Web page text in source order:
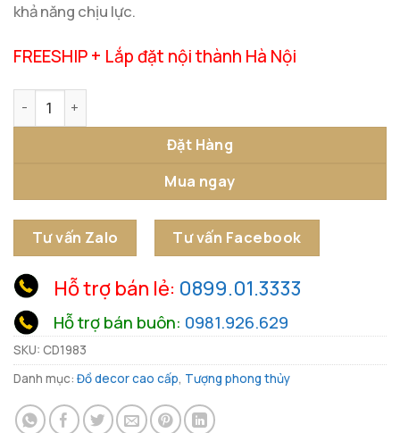
khả năng chịu lực.
FREESHIP + Lắp đặt nội thành Hà Nội
Tượng Nữ Thần Công Lý Đồng Nguyên Chất Sơn Màu số
Đặt Hàng
Mua ngay
Tư vấn Zalo Tư vấn Facebook
Hỗ trợ bán lẻ: 0899.01.3333
Hỗ trợ bán buôn: 0981.926.629
SKU: CD1983
Danh mục: Đồ decor cao cấp, Tượng phong thủy